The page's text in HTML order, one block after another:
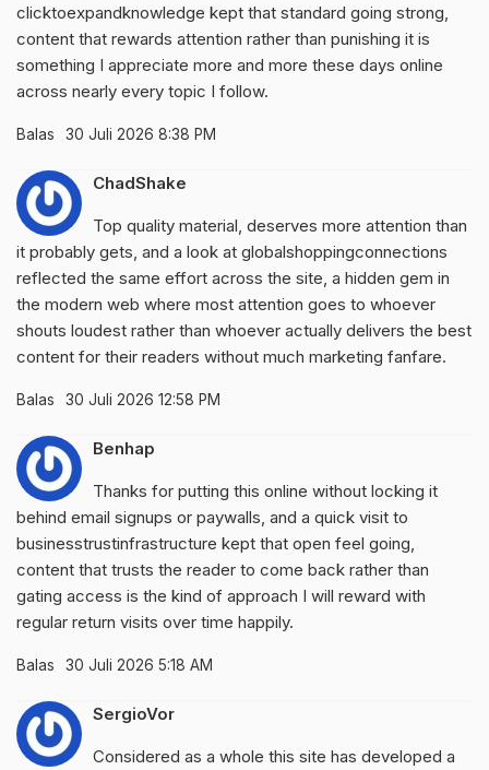
clicktoexpandknowledge kept that standard going strong,
content that rewards attention rather than punishing it is
something I appreciate more and more these days online
across nearly every topic I follow.
Balas 30 Juli 2026 8:38 PM
ChadShake
Top quality material, deserves more attention than
it probably gets, and a look at globalshoppingconnections
reflected the same effort across the site, a hidden gem in
the modern web where most attention goes to whoever
shouts loudest rather than whoever actually delivers the best
content for their readers without much marketing fanfare.
Balas 30 Juli 2026 12:58 PM
Benhap
Thanks for putting this online without locking it
behind email signups or paywalls, and a quick visit to
businesstrustinfrastructure kept that open feel going,
content that trusts the reader to come back rather than
gating access is the kind of approach I will reward with
regular return visits over time happily.
Balas 30 Juli 2026 5:18 AM
SergioVor
Considered as a whole this site has developed a